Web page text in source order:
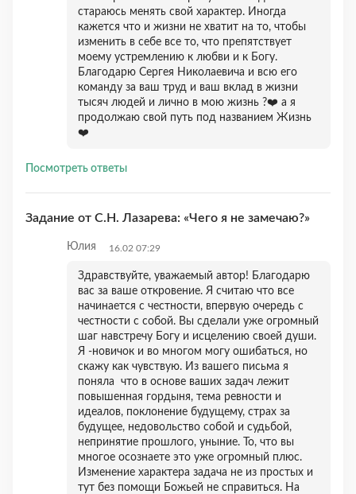
стараюсь менять свой характер. Иногда
кажется что и жизни не хватит на то, чтобы
изменить в себе все то, что препятствует
моему устремлению к любви и к Богу.
Благодарю Сергея Николаевича и всю его
команду за ваш труд и ваш вклад в жизни
тысяч людей и лично в мою жизнь ?❤️ а я
продолжаю свой путь под названием Жизнь
❤️
Посмотреть ответы
Задание от С.Н. Лазарева: «Чего я не замечаю?»
Юлия 16.02 07:29
Здравствуйте, уважаемый автор! Благодарю
вас за ваше откровение. Я считаю что все
начинается с честности, впервую очередь с
честности с собой. Вы сделали уже огромный
шаг навстречу Богу и исцелению своей души.
Я -новичок и во многом могу ошибаться, но
скажу как чувствую. Из вашего письма я
поняла что в основе ваших задач лежит
повышенная гордыня, тема ревности и
идеалов, поклонение будущему, страх за
будущее, недовольство собой и судьбой,
непринятие прошлого, уныние. То, что вы
многое осознаете это уже огромный плюс.
Изменение характера задача не из простых и
тут без помощи Божьей не справиться. На